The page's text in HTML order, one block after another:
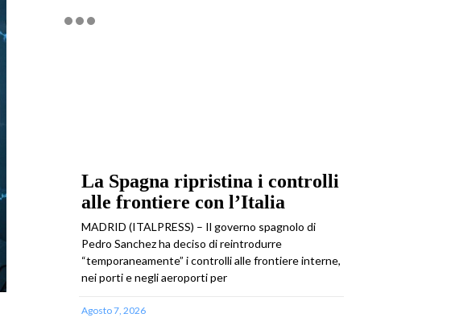
La Spagna ripristina i controlli
alle frontiere con l’Italia
MADRID (ITALPRESS) – Il governo spagnolo di
Pedro Sanchez ha deciso di reintrodurre
“temporaneamente” i controlli alle frontiere interne,
nei porti e negli aeroporti per
Agosto 7, 2026